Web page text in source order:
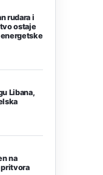
rudara i
ostaje
Libana,
na
pritvora